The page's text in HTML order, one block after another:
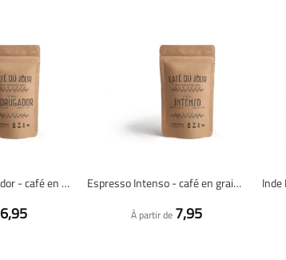
Espresso Madrugador - café en grains fraîchement torréfié
6,95
Espresso Intenso - café en grains fraîchement torréfié
À partir de 7,95